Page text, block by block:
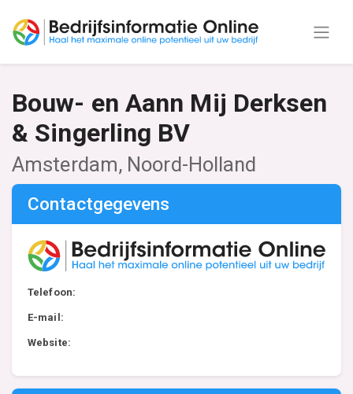
Bouw- en Aann Mij Derksen
& Singerling BV
Amsterdam, Noord-Holland
Contactgegevens
Telefoon:
E-mail:
Website: